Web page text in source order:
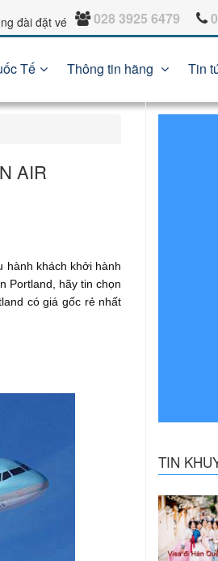
đài đặt vé 028 3925 6479
Tế Thông tin hãng Tin
AIR
hành khách khởi hành
Portland, hãy tin chọn
có giá gốc rẻ nhất
TIN